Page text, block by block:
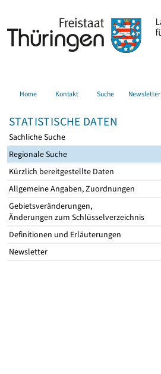
Home Kontakt Suche Newsletter
STATISTISCHE DATEN
Sachliche Suche
Regionale Suche
Kürzlich bereitgestellte Daten
Allgemeine Angaben, Zuordnungen
Gebietsveränderungen,
Änderungen zum Schlüsselverzeichnis
Definitionen und Erläuterungen
Newsletter